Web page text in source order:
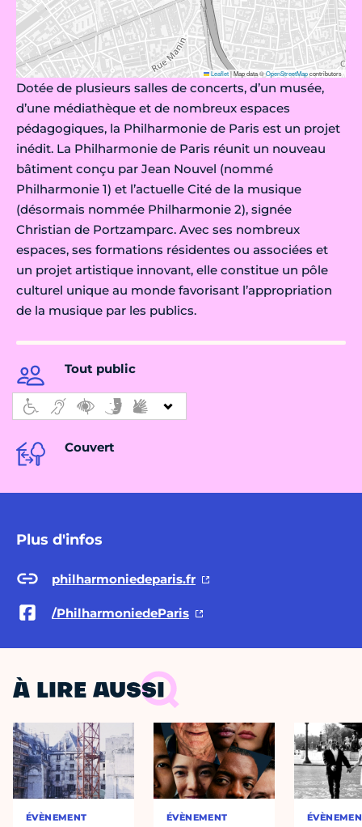
Leaflet|Map data ©OpenStreetMapcontributors
Dotée de plusieurs salles de concerts, d’un musée,
d’une médiathèque et de nombreux espaces
pédagogiques, la Philharmonie de Paris est un projet
inédit. La Philharmonie de Paris réunit un nouveau
bâtiment conçu par Jean Nouvel (nommé
Philharmonie 1) et l’actuelle Cité de la musique
(désormais nommée Philharmonie 2), signée
Christian de Portzamparc. Avec ses nombreux
espaces, ses formations résidentes ou associées et
un projet artistique innovant, elle constitue un pôle
culturel unique au monde favorisant l’appropriation
de la musique par les publics.
Tout public
Couvert
Plus d'infos
philharmoniedeparis.fr
/PhilharmoniedeParis
À LIRE AUSSI
ÉVÈNEMENT ÉVÈNEMENT